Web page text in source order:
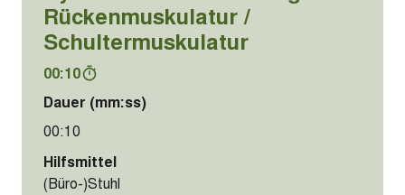
Rückenmuskulatur /
Schultermuskulatur
00:10
Dauer (mm:ss)
00:10
Hilfsmittel
(Büro-)Stuhl